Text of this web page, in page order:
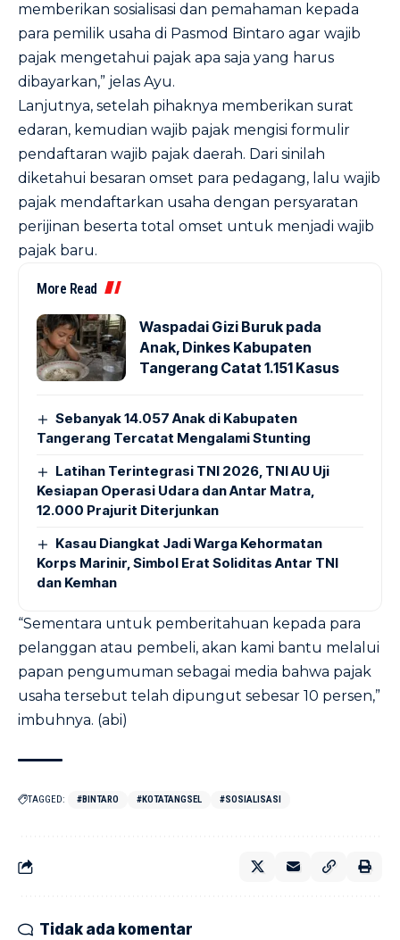
memberikan sosialisasi dan pemahaman kepada
para pemilik usaha di Pasmod Bintaro agar wajib
pajak mengetahui pajak apa saja yang harus
dibayarkan,” jelas Ayu.
Lanjutnya, setelah pihaknya memberikan surat
edaran, kemudian wajib pajak mengisi formulir
pendaftaran wajib pajak daerah. Dari sinilah
diketahui besaran omset para pedagang, lalu wajib
pajak mendaftarkan usaha dengan persyaratan
perijinan beserta total omset untuk menjadi wajib
pajak baru.
More Read
Waspadai Gizi Buruk pada
Anak, Dinkes Kabupaten
Tangerang Catat 1.151 Kasus
Sebanyak 14.057 Anak di Kabupaten
Tangerang Tercatat Mengalami Stunting
Latihan Terintegrasi TNI 2026, TNI AU Uji
Kesiapan Operasi Udara dan Antar Matra,
12.000 Prajurit Diterjunkan
Kasau Diangkat Jadi Warga Kehormatan
Korps Marinir, Simbol Erat Soliditas Antar TNI
dan Kemhan
“Sementara untuk pemberitahuan kepada para
pelanggan atau pembeli, akan kami bantu melalui
papan pengumuman sebagai media bahwa pajak
usaha tersebut telah dipungut sebesar 10 persen,”
imbuhnya. (abi)
TAGGED: #BINTARO #KOTATANGSEL #SOSIALISASI
Tidak ada komentar